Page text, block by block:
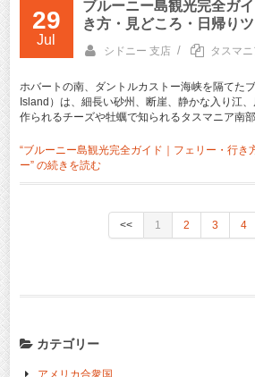
29
Jul
ブルーニー島観光完全ガ
き方・見どころ・日帰り
シドニー 支店 / タスマ
ホバートの南、ダントルカストー海峡を隔てた
Island）は、細長い砂州、断崖、静かな入り江
作られるチーズや牡蠣で知られるタスマニア南
“ブルーニー島観光完全ガイド｜フェリー・行き
ー” の続きを読む
<< 1 2 3 4
カテゴリー